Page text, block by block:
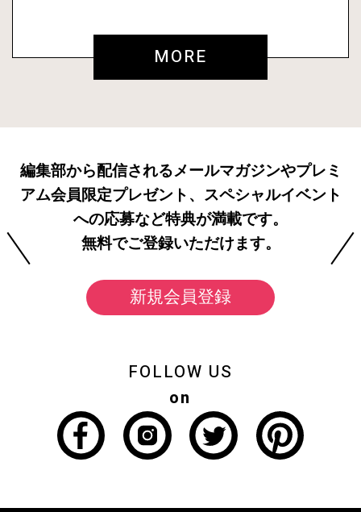
MORE
編集部から配信されるメールマガジンやプレミ
アム会員限定プレゼント、スペシャルイベント
への応募など特典が満載です。
無料でご登録いただけます。
新規会員登録
FOLLOW US
on